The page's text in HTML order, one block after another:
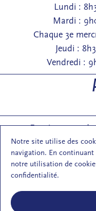
Notre site utilise des
navigation. En
notre utilisation de
confidentialité.
Lundi :
Mardi :
Chaque 3e
Jeudi :
Vendredi :
Entrée : 2 rue
Courrier : 1 rue
E-mail :